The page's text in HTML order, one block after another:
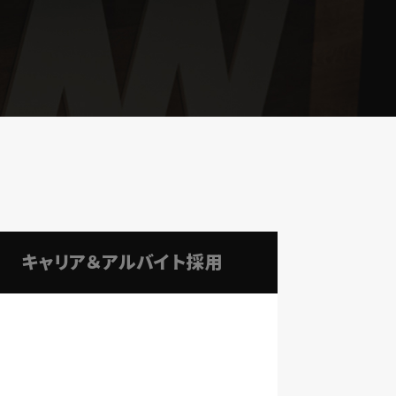
キャリア＆アルバイト採用